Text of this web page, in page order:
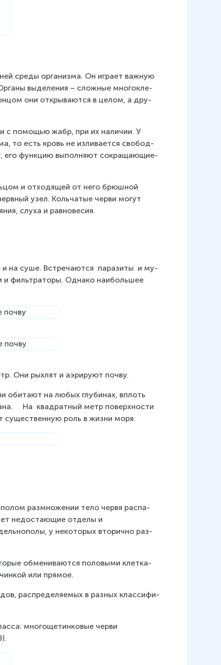
среды ор­га­низ­ма. Он иг­ра­ет важ­ную
вы­де­ле­ния – слож­ные мно­го­кле­
они от­кры­ва­ют­ся в целом, а дру­
с по­мо­щью жабр, при их наличии. У
то есть кровь не из­ли­ва­ет­ся сво­бод­
его функ­цию вы­пол­ня­ют со­кра­ща­ю­щи­е­
и от­хо­дя­щей от него брюш­ной
узел. Коль­ча­тые черви могут
слуха и рав­но­ве­сия.
на суше. Встре­ча­ют­ся  па­ра­зи­ты  и му­
и филь­тра­то­ры. Од­на­ко наи­боль­шее
Они рых­лят и аэ­ри­ру­ют почву.
оби­та­ют на любых глу­би­нах, вплоть
На  квадратный метр по­верх­но­сти
роль в жизни моря.
раз­мно­же­нии тело червя рас­па­
недо­ста­ю­щие от­де­лы и
у неко­то­рых вто­рич­но раз­
об­ме­ни­ва­ют­ся по­ло­вы­ми клет­ка­
или пря­мое.
распре­де­ля­е­мых в раз­ных клас­си­фи­
мно­го­ще­тин­ко­вые черви